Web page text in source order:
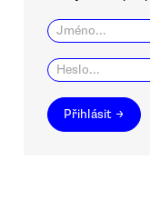
Přihlásit →